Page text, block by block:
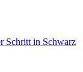
Schritt in Schwarz